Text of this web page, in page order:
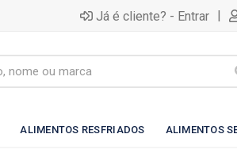
Já é cliente? - Entrar |
ALIMENTOS RESFRIADOS ALIMENTOS